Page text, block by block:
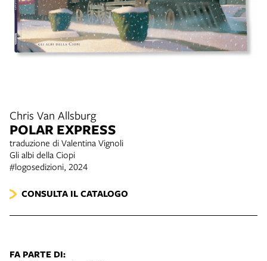
Chris Van Allsburg
POLAR EXPRESS
traduzione di Valentina Vignoli
Gli albi della Ciopi
#logosedizioni, 2024
CONSULTA IL CATALOGO
FA PARTE DI: